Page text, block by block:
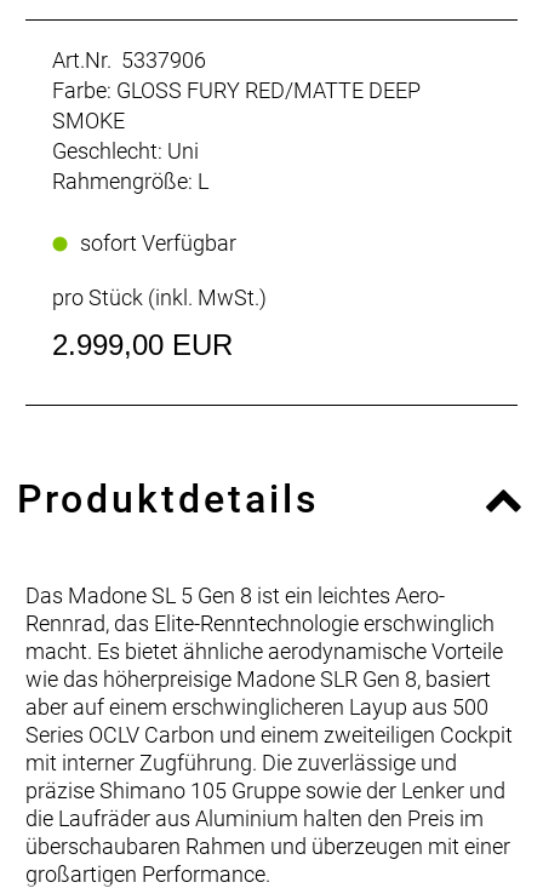
Art.Nr. 5337906
Farbe: GLOSS FURY RED/MATTE DEEP
SMOKE
Geschlecht: Uni
Rahmengröße: L
sofort Verfügbar
pro Stück (inkl. MwSt.)
2.999,00 EUR
Produktdetails
Das Madone SL 5 Gen 8 ist ein leichtes Aero-
Rennrad, das Elite-Renntechnologie erschwinglich
macht. Es bietet ähnliche aerodynamische Vorteile
wie das höherpreisige Madone SLR Gen 8, basiert
aber auf einem erschwinglicheren Layup aus 500
Series OCLV Carbon und einem zweiteiligen Cockpit
mit interner Zugführung. Die zuverlässige und
präzise Shimano 105 Gruppe sowie der Lenker und
die Laufräder aus Aluminium halten den Preis im
überschaubaren Rahmen und überzeugen mit einer
großartigen Performance.